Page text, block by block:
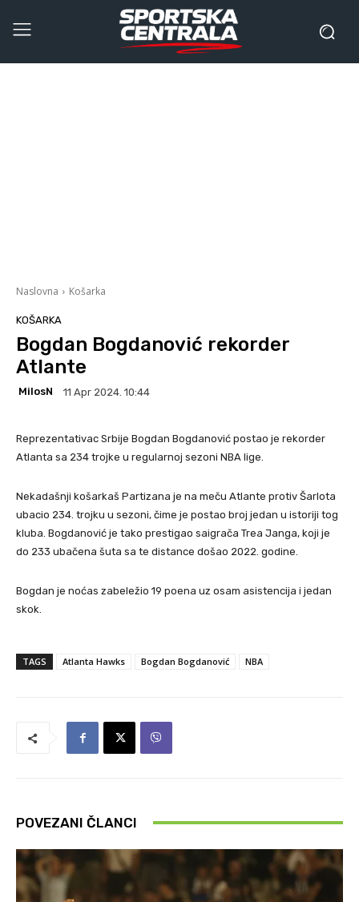
Naslovna Košarka
KOŠARKA
Bogdan Bogdanović rekorder
Atlante
MilosN 11 Apr 2024. 10:44
Reprezentativac Srbije Bogdan Bogdanović postao je rekorder
Atlanta sa 234 trojke u regularnoj sezoni NBA lige.
Nekadašnji košarkaš Partizana je na meču Atlante protiv Šarlota
ubacio 234. trojku u sezoni, čime je postao broj jedan u istoriji tog
kluba. Bogdanović je tako prestigao saigrača Trea Janga, koji je
do 233 ubačena šuta sa te distance došao 2022. godine.
Bogdan je noćas zabeležio 19 poena uz osam asistencija i jedan
skok.
TAGS Atlanta Hawks Bogdan Bogdanović NBA
POVEZANI ČLANCI